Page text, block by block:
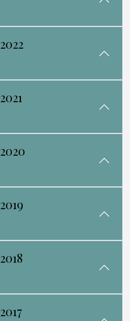
2022
2021
2020
2019
2018
2017